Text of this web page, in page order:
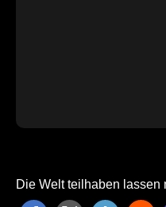
Die Welt teilhaben lassen